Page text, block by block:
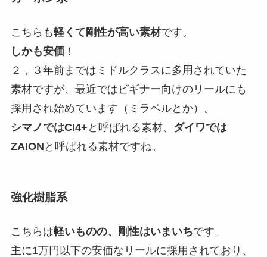
こちらも軽くて剛性が高い素材です。
しかも安価！
２，３年前まではミドルクラスに多用されていた
素材ですが、最近ではビギナー向けのリールにも
採用され始めています（ミラベルとか）。
シマノではCI4+ と呼ばれる素材、 ダイワでは
ZAION と呼ばれる素材ですね。
強化樹脂系
こちらは軽いものの、剛性はいまいちです。
主に1万円以下の安価なリールに採用されており、